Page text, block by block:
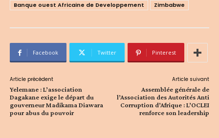
Banque ouest Africaine de Developpement
Zimbabwe
Facebook Twitter Pinterest
Article précédent
Yelemane : L’association
Dagakane exige le départ du
gouverneur Madikama Diawara
pour abus du pouvoir
Article suivant
Assemblée générale de
l’Association des Autorités Anti
Corruption d’Afrique : L’OCLEI
renforce son leadership